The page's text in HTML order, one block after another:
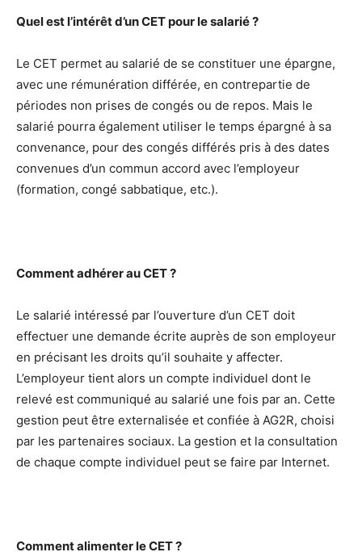
Quel est l’intérêt d’un CET pour le salarié ?
Le CET permet au salarié de se constituer une épargne,
avec une rémunération différée, en contrepartie de
périodes non prises de congés ou de repos. Mais le
salarié pourra également utiliser le temps épargné à sa
convenance, pour des congés différés pris à des dates
convenues d’un commun accord avec l’employeur
(formation, congé sabbatique, etc.).
Comment adhérer au CET ?
Le salarié intéressé par l’ouverture d’un CET doit
effectuer une demande écrite auprès de son employeur
en précisant les droits qu’il souhaite y affecter.
L’employeur tient alors un compte individuel dont le
relevé est communiqué au salarié une fois par an. Cette
gestion peut être externalisée et confiée à AG2R, choisi
par les partenaires sociaux. La gestion et la consultation
de chaque compte individuel peut se faire par Internet.
Comment alimenter le CET ?